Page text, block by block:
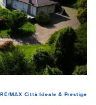
RE/MAX Città Ideale & Prestige